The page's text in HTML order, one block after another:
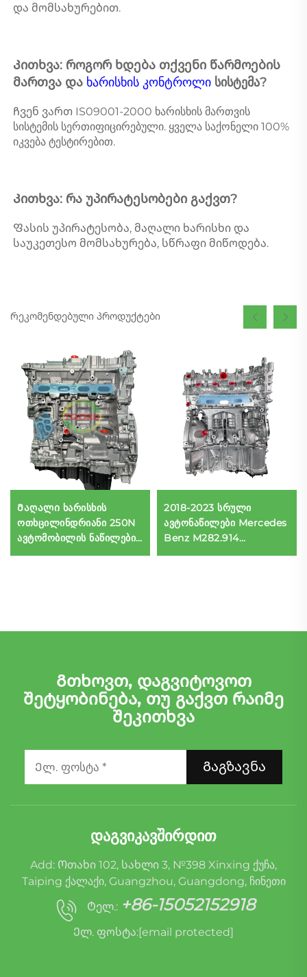
და მომსახურებით.
Კითხვა: როგორ ხდება თქვენი წარმოების
მართვა და ხარისხის კონტროლი სისტემა?
Ჩვენ ვართ IS09001-2000 ხარისხის მართვის
სისტემის სერთიფიცირებული. ყველა საქონელი 100%
იკვება ტესტირებით.
Კითხვა: რა უპირატესობები გაქვთ?
Ფასის უპირატესობა, მაღალი ხარისხი და
საუკეთესო მომსახურება, სწრაფი მიწოდება.
Რეკომენდებული პროდუქტები
Მაღალი ხარისხის
ოთხცილინდრიანი 250N
ავტომობილის ნაწილების
აღდგენილი GLA 180
2018-2023 სრული
ავტონაწილები Mercedes
Benz M282.914
A200/GLB200 1.3T 3
Გთხოვთ, დაგვიტოვოთ
შეტყობინება, თუ გაქვთ რაიმე
შეკითხვა
Გაგზავნა
ᲓᲐᲒᲕᲘᲙᲐᲕᲨᲘᲠᲓᲘᲗ
Add: Ოთახი 102, სახლი 3, №398 Xinxing ქუჩა,
Taiping ქალაქი, Guangzhou, Guangdong, ჩინეთი
Ტელ.: +86-15052152918
Ელ. ფოსტა:[email protected]